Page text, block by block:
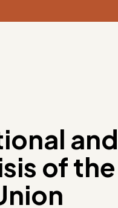
of the